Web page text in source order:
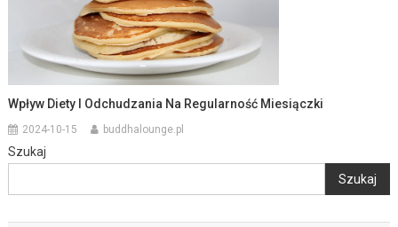
Wpływ Diety I Odchudzania Na Regularność Miesiączki
2024-10-15 buddhalounge.pl
Szukaj
Szukaj